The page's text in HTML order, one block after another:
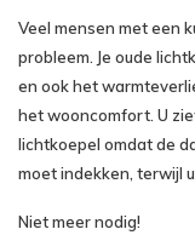
Maat: 80x130cm -
Maat: 90x90cm -
Veel mensen met een
probleem. Je oude
en ook het
het wooncomfort. U
lichtkoepel omdat de
moet indekken, terwijl
Niet meer nodig!